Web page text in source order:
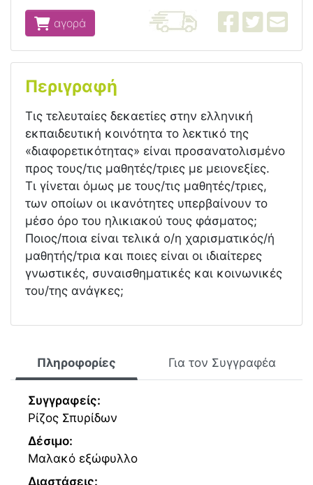
αγορά
Περιγραφή
Τις τελευταίες δεκαετίες στην ελληνική
εκπαιδευτική κοινότητα το λεκτικό της
«διαφορετικότητας» είναι προσανατολισμένο
προς τους/τις μαθητές/τριες με μειονεξίες.
Τι γίνεται όμως με τους/τις μαθητές/τριες,
των οποίων οι ικανότητες υπερβαίνουν το
μέσο όρο του ηλικιακού τους φάσματος;
Ποιος/ποια είναι τελικά ο/η χαρισματικός/ή
μαθητής/τρια και ποιες είναι οι ιδιαίτερες
γνωστικές, συναισθηματικές και κοινωνικές
του/της ανάγκες;
Πληροφορίες Για τον Συγγραφέα
Συγγραφείς:
Ρίζος Σπυρίδων
Δέσιμο:
Μαλακό εξώφυλλο
Διαστάσεις: